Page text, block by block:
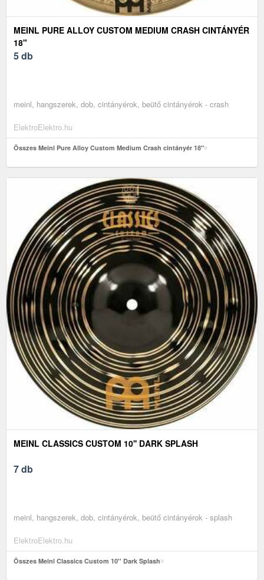
MEINL PURE ALLOY CUSTOM MEDIUM CRASH CINTÁNYÉR
18"
5 db
meinl, hangszerek, dob, cintányérok, beütő cintányérok - crash
ElektroElektro.hu
Összes Meinl Pure Alloy Custom Medium Crash cintányér 18"
MEINL CLASSICS CUSTOM 10'' DARK SPLASH
7 db
meinl, hangszerek, dob, cintányérok, beütő cintányérok - splash
ElektroElektro.hu
Összes Meinl Classics Custom 10'' Dark Splash